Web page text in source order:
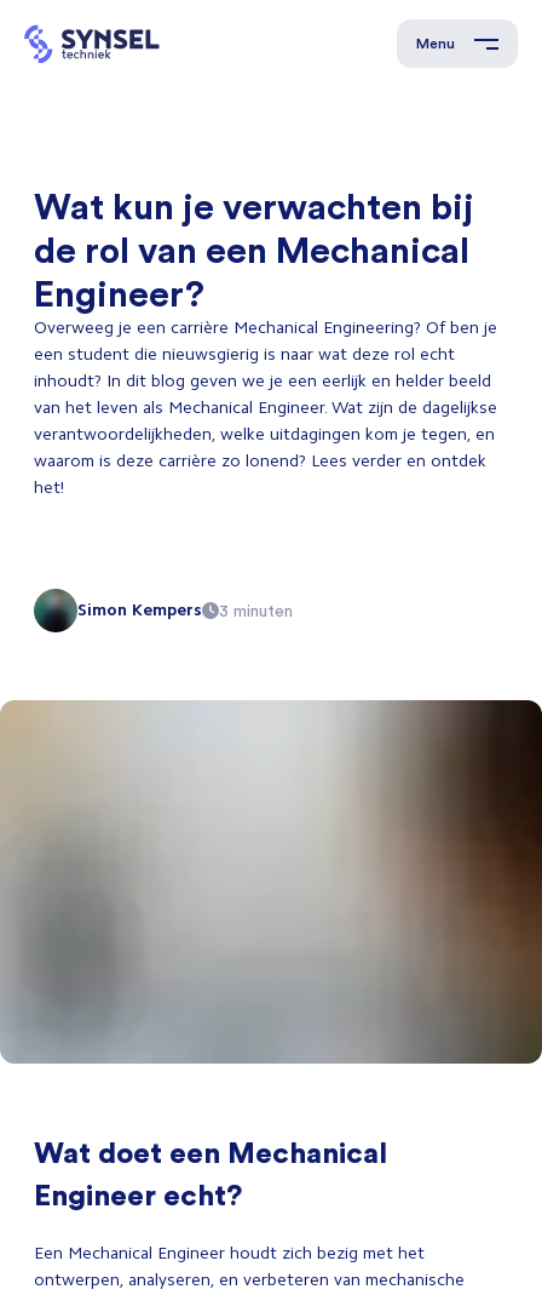
Menu
Wat kun je verwachten bij
de rol van een Mechanical
Engineer?
Overweeg je een carrière Mechanical Engineering? Of ben je
een student die nieuwsgierig is naar wat deze rol echt
inhoudt? In dit blog geven we je een eerlijk en helder beeld
van het leven als Mechanical Engineer. Wat zijn de dagelijkse
verantwoordelijkheden, welke uitdagingen kom je tegen, en
waarom is deze carrière zo lonend? Lees verder en ontdek
het!
Simon Kempers 3 minuten
Wat doet een Mechanical
Engineer echt?
Een Mechanical Engineer houdt zich bezig met het
ontwerpen, analyseren, en verbeteren van mechanische